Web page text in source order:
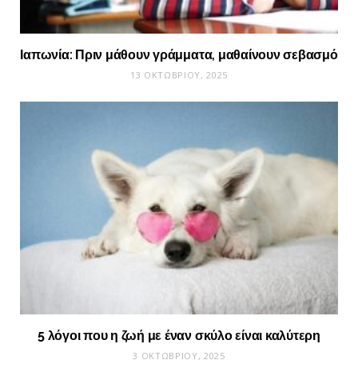
Ιαπωνία: Πριν μάθουν γράμματα, μαθαίνουν σεβασμό
13 ΟΚΤΩΒΡΊΟΥ, 2025
5 λόγοι που η ζωή με έναν σκύλο είναι καλύτερη
3 ΟΚΤΩΒΡΊΟΥ, 2025